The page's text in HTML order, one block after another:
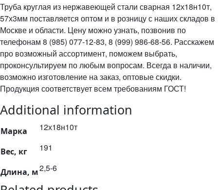
Труба круглая из нержавеющей стали сварная 12х18н10т,
57х3мм поставляется оптом и в розницу с наших складов в
Москве и области. Цену можно узнать, позвонив по
телефонам 8 (985) 077-12-83, 8 (999) 986-68-56. Расскажем
про возможный ассортимент, поможем выбрать,
проконсультируем по любым вопросам. Всегда в наличии,
возможно изготовление на заказ, оптовые скидки.
Продукция соответствует всем требованиям ГОСТ!
Additional information
Марка 12х18н10т
Вес, кг 191
Длина, м2,5-6